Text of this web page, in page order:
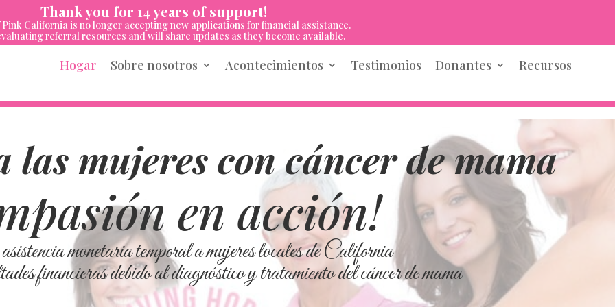
Thank you for 14 years of support!
Pink California is no longer accepting new applications for financial assistance.
referral resources and will share updates as they become available.
Hogar Sobre nosotros Acontecimientos Testimonios Donantes Recursos
las mujeres con cáncer de mama
en acción!
monetaria temporal a mujeres locales de California
financieras debido al diagnóstico y tratamiento del cáncer de mama